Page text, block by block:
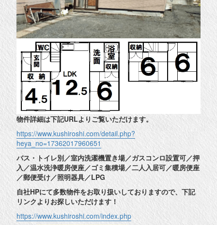
物件詳細は下記URLよりご覧いただけます。
https://www.kushiroshi.com/detail.php?
heya_no=17362017960651
バス・トイレ別／室内洗濯機置き場／ガスコンロ設置可／押
入／温水洗浄暖房便座／ゴミ集積場／二人入居可／暖房便座
／郵便受け／照明器具／LPG
自社HPにて多数物件をお取り扱いしておりますので、下記
リンクよりお探しいただけます！
https://www.kushiroshi.com/index.php